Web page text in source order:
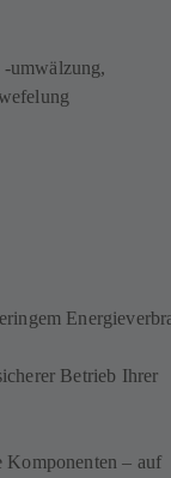
-umwälzung,
Betrieb Ihrer
Komponenten – auf